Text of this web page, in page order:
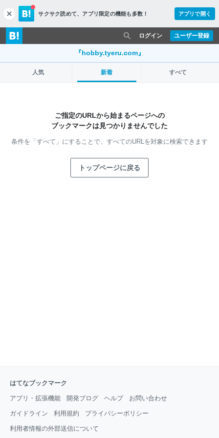
c
l
o
s
サクサク読めて、 アプリ限定の機能も多数！ アプリで開く
ユーザー登録
ログイン
『hobby.tyeru.com』
人気 新着 すべて
ご指定のURLから始まるページへの
ブックマークは見つかりませんでした
条件を「すべて」にすることで、 すべてのURLを対象に検索できます
トップページに戻る
はてなブックマーク
アプリ・拡張機能 開発ブログ ヘルプ お問い合わせ
ガイドライン 利用規約 プライバシーポリシー
利用者情報の外部送信について